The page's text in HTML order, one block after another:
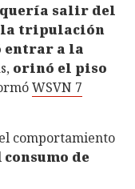
quería salir del
la tripulación
entrar a la
orinó el piso
WSVN 7
comportamiento
consumo de